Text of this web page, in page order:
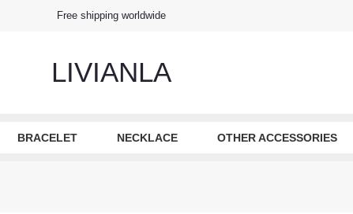
Free shipping worldwide
LIVIANLA
BRACELET NECKLACE OTHER ACCESSORIES